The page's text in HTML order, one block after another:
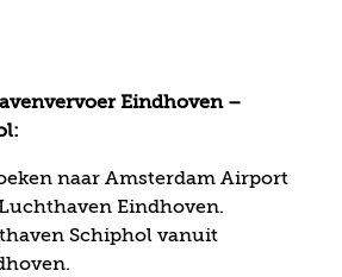
Eindhoven –
naar Amsterdam Airport
Eindhoven.
Schiphol vanuit